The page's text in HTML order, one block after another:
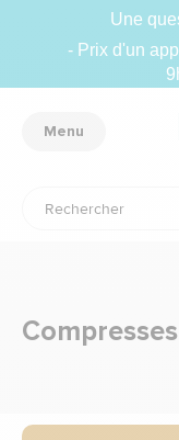
Une
- Prix d'un
Menu